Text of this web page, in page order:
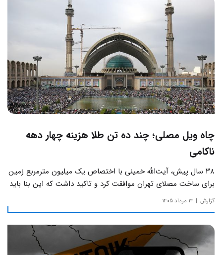
چاه ویل مصلی؛ چند ده تن طلا هزینه چهار دهه
ناکامی
۳۸ سال پیش، آیت‌الله خمینی با اختصاص یک میلیون مترمربع زمین
برای ساخت مصلای تهران موافقت کرد و تاکید داشت که این بنا باید
به دور از زرق‌وبرق و یادآور سادگی مساجد صدر اسلام باشد.
گزارش ۱۴ مرداد ۱۴۰۵